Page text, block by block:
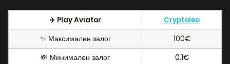
✈️ Play Aviator
Cryptoleo
✨ Максимален залог
100€
💸 Минимален залог
0.1€